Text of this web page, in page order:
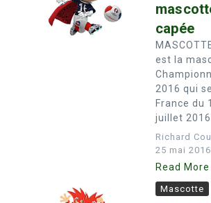
capée
est la
2016 qui
France du
juillet
Richard
25 mai 2016
Read More
Mascotte